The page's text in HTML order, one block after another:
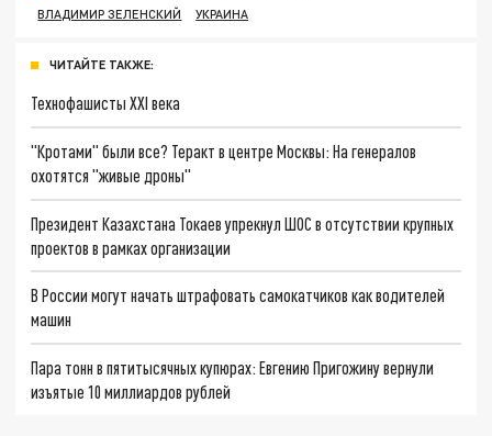
ВЛАДИМИР ЗЕЛЕНСКИЙ
УКРАИНА
ЧИТАЙТЕ ТАКЖЕ:
Технофашисты XXI века
"Кротами" были все? Теракт в центре Москвы: На генералов
охотятся "живые дроны"
Президент Казахстана Токаев упрекнул ШОС в отсутствии крупных
проектов в рамках организации
В России могут начать штрафовать самокатчиков как водителей
машин
Пара тонн в пятитысячных купюрах: Евгению Пригожину вернули
изъятые 10 миллиардов рублей